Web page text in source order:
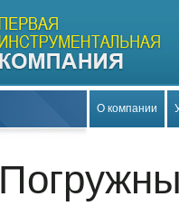
О компании